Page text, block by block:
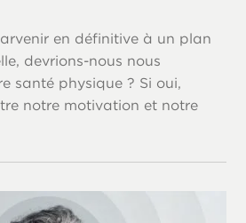
en définitive à un plan
devrions-nous nous
santé physique ? Si oui,
notre motivation et notre